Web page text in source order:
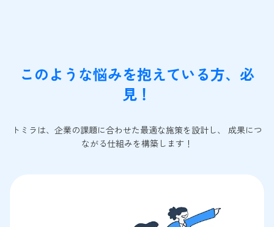
このような悩みを抱えている方、必
見！
トミラは、企業の課題に合わせた最適な施策を設計し、 成果につ
ながる仕組みを構築します！